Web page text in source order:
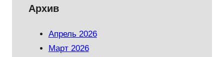
Архив
Апрель 2026
Март 2026